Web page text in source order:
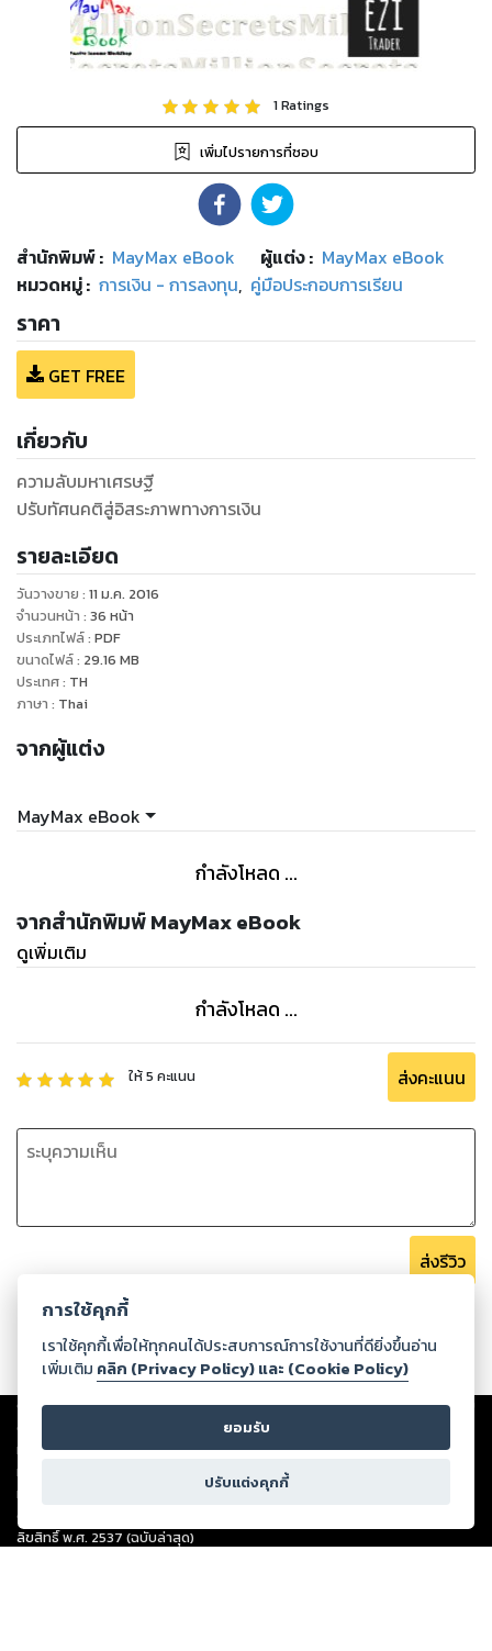
1Ratings
เพิ่มไปรายการที่ชอบ
สำนักพิมพ์: MayMax eBook ผู้แต่ง : MayMax eBook
หมวดหมู่: การเงิน - การลงทุน, คู่มือประกอบการเรียน
ราคา
GET FREE
เกี่ยวกับ
ความลับมหาเศรษฐี
ปรับทัศนคติสู่อิสระภาพทางการเงิน
รายละเอียด
วันวางขาย : 11 ม.ค. 2016
จำนวนหน้า : 36 หน้า
ประเภทไฟล์: PDF
ขนาดไฟล์: 29.16 MB
ประเทศ: TH
ภาษา : Thai
จากผู้แต่ง
MayMax eBook
กำลังโหลด ...
จากสำนักพิมพ์ MayMax eBook
ดูเพิ่มเติม
กำลังโหลด ...
ให้5 คะแนน ส่งคะแนน
ส่งรีวิว
Copyright ©2026Storylog Co., Ltd. - สตอรี่ล็อกขอสงวนสิทธิ์ไม่รับผิดชอบ
ต่อผลงานหรือเนื้อหาใดที่อัปโหลดผ่านเว็บไซต์และปรากฏว่าละเมิดสิทธิใน
ทรัพย์สินทางปัญญาของบุคคลอื่นหรือขัดต่อกฎหมายและศีลธรรม ดังนั้น ผู้อ่าน
ทุกท่านโปรดใช้วิจารณญาณในการกลั่นกรองด้วยตนเอง และหากท่านพบว่าส่วน
หนึ่งส่วนใดขัดต่อกฎหมายและศีลธรรม กรุณาแจ้งมายังบริษัท เพื่อทีมงานจะได้
ดำเนินการในทันที ทั้งนี้ ทางสตอรี่ล็อกขอสงวนลิขสิทธิ์ตามพระราชบัญญัติ
ลิขสิทธิ์ พ.ศ. 2537 (ฉบับล่าสุด)
การใช้คุกกี้
เราใช้คุกกี้เพื่อให้ทุกคนได้ประสบการณ์การใช้งานที่ดียิ่งขึ้นอ่าน
เพิ่มเติม คลิก (Privacy Policy) และ (Cookie Policy)
ยอมรับ
ปรับแต่งคุกกี้